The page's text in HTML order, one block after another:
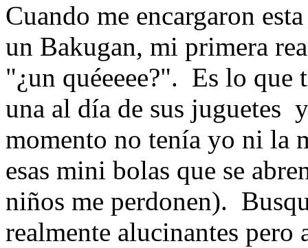
Cuando me encargaron
un Bakugan, mi primera
"¿un quéeeee?". Es lo que
una al día de sus juguetes
momento no tenía yo ni la
esas mini bolas que se
niños me perdonen).
realmente alucinantes pero